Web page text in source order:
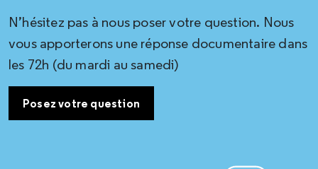
N’hésitez pas à nous poser votre question. Nous
vous apporterons une réponse documentaire dans
les 72h (du mardi au samedi)
Posez votre question